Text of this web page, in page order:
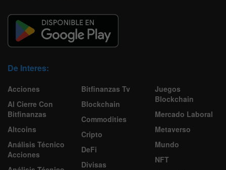
De Interes:
Acciones
Al Cierre Con
Bitfinanzas
Altcoins
Análisis Técnico
Acciones
Bitfinanzas Tv
Blockchain
Commodities
Cripto
DeFi
Divisas
Juegos
Blockchain
Mercado Laboral
Metaverso
Mundo
NFT